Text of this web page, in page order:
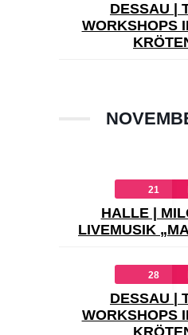
DESSAU |
WORKSHOPS
21
HALLE |
LIVEMUSIK
28
DESSAU |
WORKSHOPS